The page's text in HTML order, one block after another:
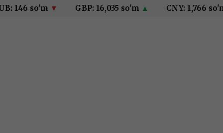
146 so'm▼ GBP: 16,035 so'm▲ CNY: 1,766